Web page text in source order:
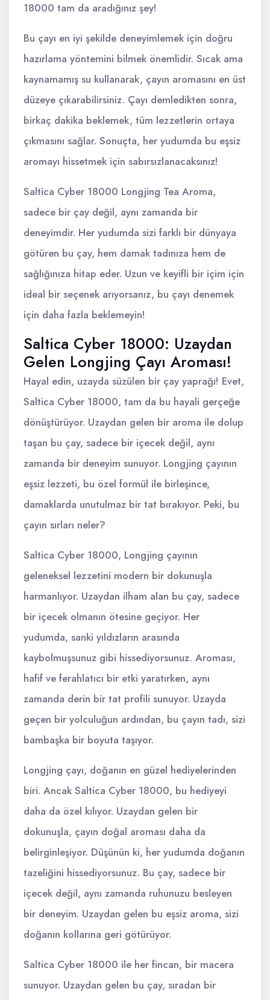
18000 tam da aradığınız şey!
Bu çayı en iyi şekilde deneyimlemek için doğru
hazırlama yöntemini bilmek önemlidir. Sıcak ama
kaynamamış su kullanarak, çayın aromasını en üst
düzeye çıkarabilirsiniz. Çayı demledikten sonra,
birkaç dakika beklemek, tüm lezzetlerin ortaya
çıkmasını sağlar. Sonuçta, her yudumda bu eşsiz
aromayı hissetmek için sabırsızlanacaksınız!
Saltica Cyber 18000 Longjing Tea Aroma,
sadece bir çay değil, aynı zamanda bir
deneyimdir. Her yudumda sizi farklı bir dünyaya
götüren bu çay, hem damak tadınıza hem de
sağlığınıza hitap eder. Uzun ve keyifli bir içim için
ideal bir seçenek arıyorsanız, bu çayı denemek
için daha fazla beklemeyin!
Saltica Cyber 18000: Uzaydan
Gelen Longjing Çayı Aroması!
Hayal edin, uzayda süzülen bir çay yaprağı! Evet,
Saltica Cyber 18000, tam da bu hayali gerçeğe
dönüştürüyor. Uzaydan gelen bir aroma ile dolup
taşan bu çay, sadece bir içecek değil, aynı
zamanda bir deneyim sunuyor. Longjing çayının
eşsiz lezzeti, bu özel formül ile birleşince,
damaklarda unutulmaz bir tat bırakıyor. Peki, bu
çayın sırları neler?
Saltica Cyber 18000, Longjing çayının
geleneksel lezzetini modern bir dokunuşla
harmanlıyor. Uzaydan ilham alan bu çay, sadece
bir içecek olmanın ötesine geçiyor. Her
yudumda, sanki yıldızların arasında
kaybolmuşsunuz gibi hissediyorsunuz. Aroması,
hafif ve ferahlatıcı bir etki yaratırken, aynı
zamanda derin bir tat profili sunuyor. Uzayda
geçen bir yolculuğun ardından, bu çayın tadı, sizi
bambaşka bir boyuta taşıyor.
Longjing çayı, doğanın en güzel hediyelerinden
biri. Ancak Saltica Cyber 18000, bu hediyeyi
daha da özel kılıyor. Uzaydan gelen bir
dokunuşla, çayın doğal aroması daha da
belirginleşiyor. Düşünün ki, her yudumda doğanın
tazeliğini hissediyorsunuz. Bu çay, sadece bir
içecek değil, aynı zamanda ruhunuzu besleyen
bir deneyim. Uzaydan gelen bu eşsiz aroma, sizi
doğanın kollarına geri götürüyor.
Saltica Cyber 18000 ile her fincan, bir macera
sunuyor. Uzaydan gelen bu çay, sıradan bir